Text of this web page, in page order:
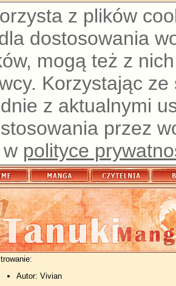
z plików
dostosowania
mogą też z
Korzystając
z aktualnymi
przez
polityce
Autor: Vivian